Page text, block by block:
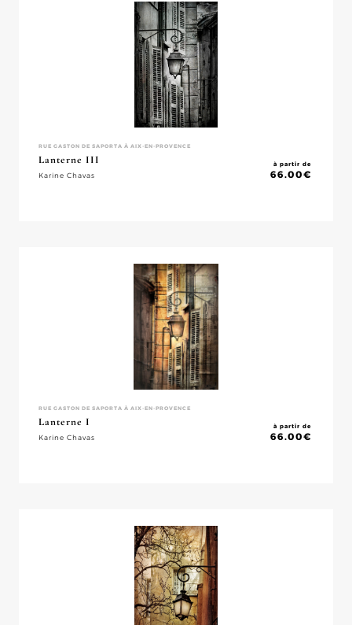
RUE GASTON DE SAPORTA À AIX-EN-PROVENCE
Lanterne III
Karine Chavas
à partir de
66.00€
RUE GASTON DE SAPORTA À AIX-EN-PROVENCE
Lanterne I
Karine Chavas
à partir de
66.00€